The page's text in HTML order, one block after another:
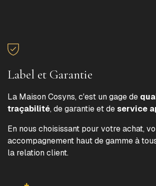
Label et Garantie
La Maison Cosyns, c'est un gage de
traçabilité, de garantie et deservice
En nous choisissant pour votre achat,
accompagnement haut de gamme à
la relation client.